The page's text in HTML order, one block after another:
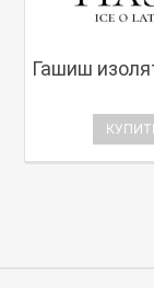
Гашиш